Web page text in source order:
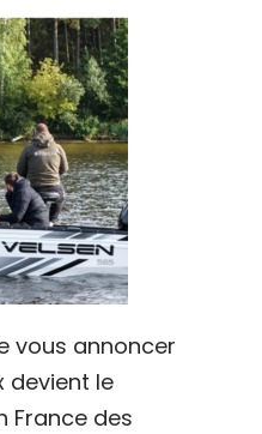
vous annoncer
devient le
France des